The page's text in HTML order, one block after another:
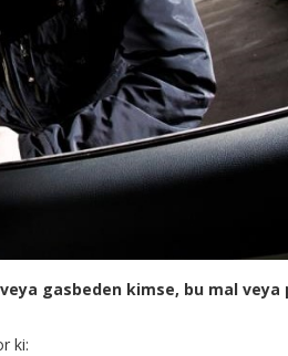
veya gasbeden kimse, bu mal
ki: